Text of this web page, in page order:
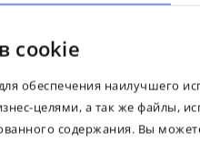
cookie
обеспечения наилучшего
целями, а так же файлы,
содержания. Вы